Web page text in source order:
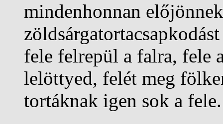
mindenhonnan
fele felrepül a falra, fele
lelöttyed, felét meg
tortáknak igen sok a fele.